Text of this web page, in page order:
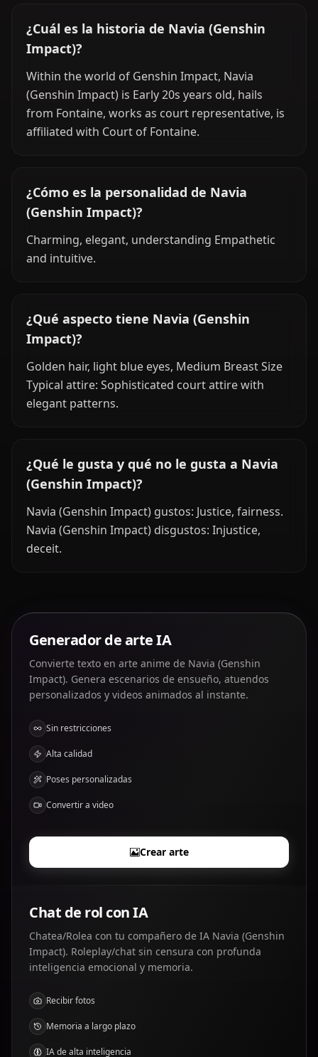
¿Cuál es la historia de Navia (Genshin
Impact)?
Within the world of Genshin Impact, Navia
(Genshin Impact) is Early 20s years old, hails
from Fontaine, works as court representative, is
affiliated with Court of Fontaine.
¿Cómo es la personalidad de Navia
(Genshin Impact)?
Charming, elegant, understanding Empathetic
and intuitive.
¿Qué aspecto tiene Navia (Genshin
Impact)?
Golden hair, light blue eyes, Medium Breast Size
Typical attire: Sophisticated court attire with
elegant patterns.
¿Qué le gusta y qué no le gusta a Navia
(Genshin Impact)?
Navia (Genshin Impact) gustos: Justice, fairness.
Navia (Genshin Impact) disgustos: Injustice,
deceit.
Generador de arte IA
Convierte texto en arte anime de Navia (Genshin
Impact). Genera escenarios de ensueño, atuendos
personalizados y videos animados al instante.
Sin restricciones
Alta calidad
Poses personalizadas
Convertir a video
Crear arte
Chat de rol con IA
Chatea/Rolea con tu compañero de IA Navia (Genshin
Impact). Roleplay/chat sin censura con profunda
inteligencia emocional y memoria.
Recibir fotos
Memoria a largo plazo
IA de alta inteligencia